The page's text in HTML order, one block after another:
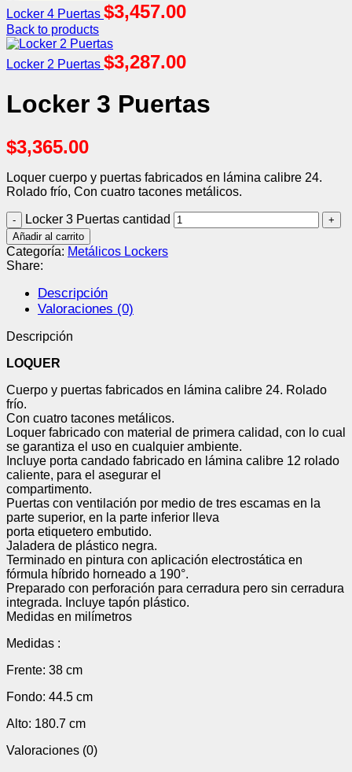
Locker 4 Puertas $3,457.00
Back to products
Locker 2 Puertas $3,287.00
Locker 3 Puertas
$3,365.00
Loquer cuerpo y puertas fabricados en lámina calibre 24.
Rolado frío, Con cuatro tacones metálicos.
Locker 3 Puertas cantidad
Añadir al carrito
Categoría: Metálicos Lockers
Share:
Descripción
Valoraciones (0)
Descripción
LOQUER
Cuerpo y puertas fabricados en lámina calibre 24. Rolado
frío.
Con cuatro tacones metálicos.
Loquer fabricado con material de primera calidad, con lo cual
se garantiza el uso en cualquier ambiente.
Incluye porta candado fabricado en lámina calibre 12 rolado
caliente, para el asegurar el
compartimento.
Puertas con ventilación por medio de tres escamas en la
parte superior, en la parte inferior lleva
porta etiquetero embutido.
Jaladera de plástico negra.
Terminado en pintura con aplicación electrostática en
fórmula híbrido horneado a 190°.
Preparado con perforación para cerradura pero sin cerradura
integrada. Incluye tapón plástico.
Medidas en milímetros
Medidas :
Frente: 38 cm
Fondo: 44.5 cm
Alto: 180.7 cm
Valoraciones (0)